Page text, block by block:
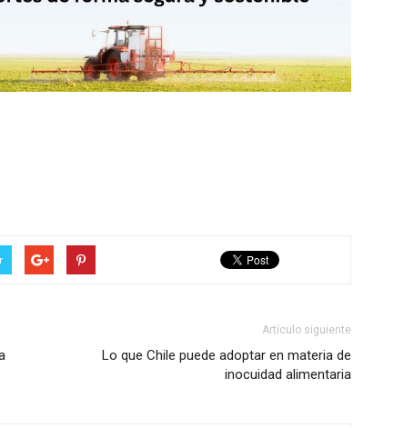
Artículo siguiente
Lo que Chile puede adoptar en materia de
inocuidad alimentaria